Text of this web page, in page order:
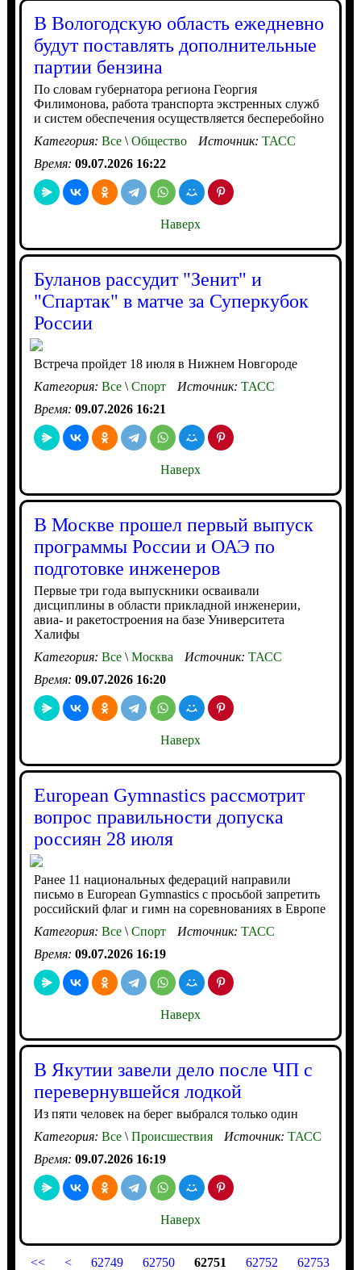
В Вологодскую область ежедневно
будут поставлять дополнительные
партии бензина
По словам губернатора региона Георгия
Филимонова, работа транспорта экстренных служб
и систем обеспечения осуществляется бесперебойно
Категория: Все\Общество Источник: ТАСС
Время: 09.07.2026 16:22
Наверх
Буланов рассудит "Зенит" и
"Спартак" в матче за Суперкубок
России
Встреча пройдет 18 июля в Нижнем Новгороде
Категория: Все\Спорт Источник: ТАСС
Время: 09.07.2026 16:21
Наверх
В Москве прошел первый выпуск
программы России и ОАЭ по
подготовке инженеров
Первые три года выпускники осваивали
дисциплины в области прикладной инженерии,
авиа- и ракетостроения на базе Университета
Халифы
Категория: Все\Москва Источник: ТАСС
Время: 09.07.2026 16:20
Наверх
European Gymnastics рассмотрит
вопрос правильности допуска
россиян 28 июля
Ранее 11 национальных федераций направили
письмо в European Gymnastics с просьбой запретить
российский флаг и гимн на соревнованиях в Европе
Категория: Все\Спорт Источник: ТАСС
Время: 09.07.2026 16:19
Наверх
В Якутии завели дело после ЧП с
перевернувшейся лодкой
Из пяти человек на берег выбрался только один
Категория: Все\Происшествия Источник: ТАСС
Время: 09.07.2026 16:19
Наверх
<< < 62749 62750 62751 62752 62753